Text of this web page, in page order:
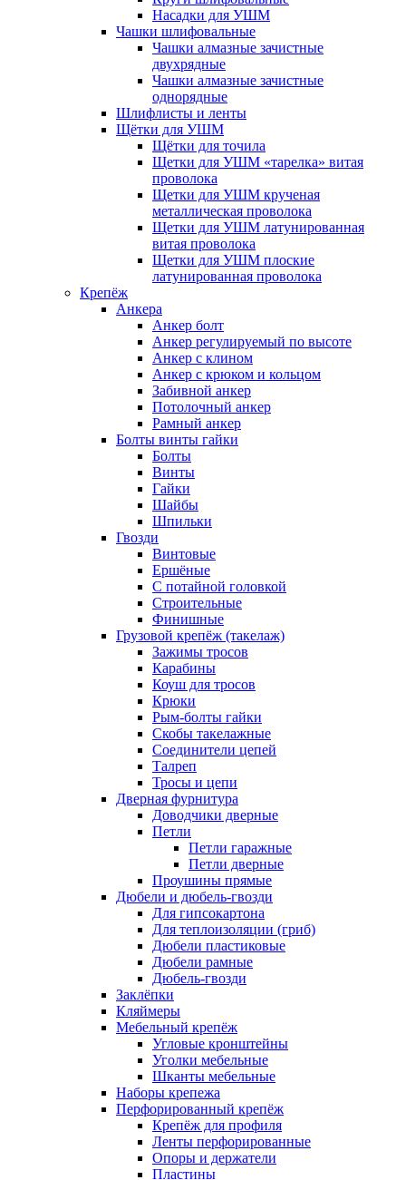
Насадки для УШМ
Чашки шлифовальные
Чашки алмазные зачистные
двухрядные
Чашки алмазные зачистные
однорядные
Шлифлисты и ленты
Щётки для УШМ
Щётки для точила
Щетки для УШМ «тарелка» витая
проволока
Щетки для УШМ крученая
металлическая проволока
Щетки для УШМ латунированная
витая проволока
Щетки для УШМ плоские
латунированная проволока
Крепёж
Анкера
Анкер болт
Анкер регулируемый по высоте
Анкер с клином
Анкер с крюком и кольцом
Забивной анкер
Потолочный анкер
Рамный анкер
Болты винты гайки
Болты
Винты
Гайки
Шайбы
Шпильки
Гвозди
Винтовые
Ершёные
С потайной головкой
Строительные
Финишные
Грузовой крепёж (такелаж)
Зажимы тросов
Карабины
Коуш для тросов
Крюки
Рым-болты гайки
Скобы такелажные
Соединители цепей
Талреп
Тросы и цепи
Дверная фурнитура
Доводчики дверные
Петли
Петли гаражные
Петли дверные
Проушины прямые
Дюбели и дюбель-гвозди
Для гипсокартона
Для теплоизоляции (гриб)
Дюбели пластиковые
Дюбели рамные
Дюбель-гвозди
Заклёпки
Кляймеры
Мебельный крепёж
Угловые кронштейны
Уголки мебельные
Шканты мебельные
Наборы крепежа
Перфорированный крепёж
Крепёж для профиля
Ленты перфорированные
Опоры и держатели
Пластины